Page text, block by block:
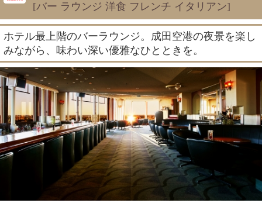
[バー ラウンジ 洋食 フレンチ イタリアン]
ホテル最上階のバーラウンジ。成田空港の夜景を楽し
みながら、味わい深い優雅なひとときを。